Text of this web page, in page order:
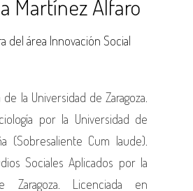
Martínez Alfaro
del área Innovación Social
la Universidad de Zaragoza.
por la Universidad de
(Sobresaliente Cum laude).
Sociales Aplicados por la
Zaragoza. Licenciada en